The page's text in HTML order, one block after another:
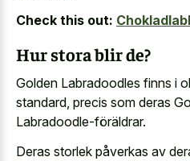
Check this out:
Hur stora blir de?
Golden Labradoodles finns i
standard, precis som deras
Labradoodle-föräldrar.
Deras storlek påverkas av